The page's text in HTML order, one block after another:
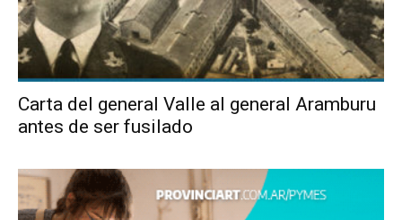
Carta del general Valle al general Aramburu
antes de ser fusilado